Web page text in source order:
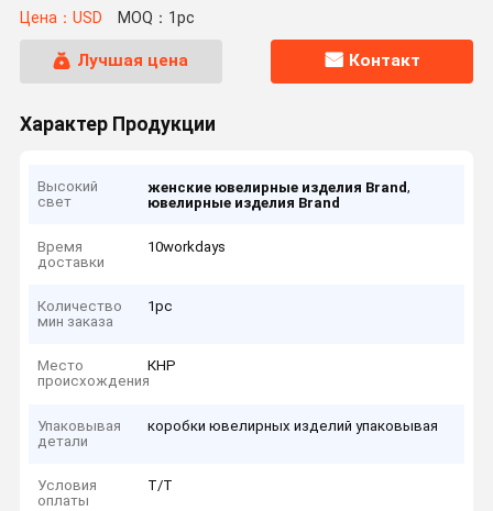
изделия роскоши
Цена：USD MOQ：1pc
Лучшая цена Контакт
Характер Продукции
Высокий
свет
женские ювелирные изделия Brand,
ювелирные изделия Brand
Время
доставки
10workdays
Количество
мин заказа
1pc
Место
происхождения
КНР
Упаковывая
детали
коробки ювелирных изделий упаковывая
Условия
оплаты
T/T